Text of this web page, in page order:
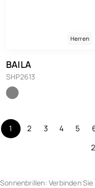
Herren
BAILA
SHP2613
1 2 3 4 5
Sonnenbrillen: Verbinden